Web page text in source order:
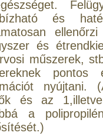
és
és
műszerek,
pontos
nyújtani.
és az
a